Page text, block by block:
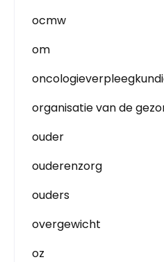
ocmw
om
organisatie van de
ouder
ouderenzorg
ouders
overgewicht
oz